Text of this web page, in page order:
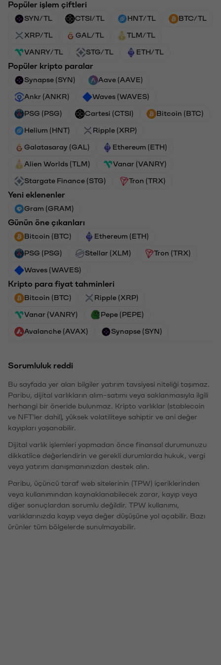
Popüler işlem çiftleri
SYN/TL CTSI/TL HNT/TL BTC/TL
XRP/TL GAL/TL TLM/TL
VANRY/TL STG/TL ETH/TL
Popüler kripto paralar
Synapse (SYN) Aave (AAVE)
Ankr (ANKR) Waves (WAVES)
PSG (PSG) Cartesi (CTSI) Bitcoin (BTC)
Helium (HNT) Ripple (XRP)
Galatasaray (GAL) Ethereum (ETH)
Alien Worlds (TLM) Vanar (VANRY)
Stargate Finance (STG) Tron (TRX)
Yeni eklenenler
Gram (GRAM)
Günün öne çıkanları
Bitcoin (BTC) Ethereum (ETH)
PSG (PSG) Stellar (XLM) Tron (TRX)
Waves (WAVES)
Kripto para fiyat tahminleri
Bitcoin (BTC) Ripple (XRP)
Vanar (VANRY) Pepe (PEPE)
Avalanche (AVAX) Synapse (SYN)
Sorumluluk reddi
Bu sayfada yer alan bilgiler yatırım tavsiyesi niteliği taşımaz.
Paribu, dijital varlıkların alım-satımı veya saklanmasıyla ilgili
herhangi bir öneride bulunmaz. Kripto varlıklar (stablecoin
ve NFT'ler dahil), yüksek volatiliteye sahiptir ve ani değer
kayıpları yaşanabilir.
Dijital varlık işlemleri yapmadan önce finansal durumunuzu
dikkatlice değerlendirin ve gerekli durumlarda hukuk, vergi
veya yatırım danışmanınızdan destek alın.
Paribu, üçüncü taraf web sitelerinin (TPW) içeriklerinden
veya kullanımından kaynaklanabilecek zarar, kayıp veya
diğer sonuçlardan sorumlu değildir. TPW kullanımı,
varlıklarınızda kayıp veya değer düşüşüne yol açabilir. Bazı
ürünler tüm bölgelerde sunulmayabilir.